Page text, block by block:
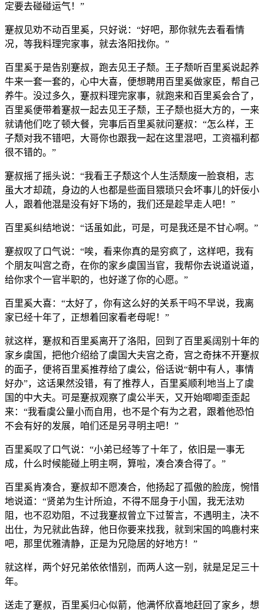
定要去碰碰运气！”
蹇叔见劝不动百里奚，只好说：“好吧，那你就先去看看情
况，等我料理完家事，就去洛阳找你。”
百里奚于是告别蹇叔，跑去见王子颓。王子颓听百里奚说起养
牛来一套一套的，心中大喜，便想聘用百里奚做家臣，帮自己
养牛。没过多久，蹇叔料理完家事，就跑来和百里奚会合了，
百里奚便带着蹇叔一起去见王子颓，王子颓也挺大方的，一来
就请他们吃了顿大餐，完事后百里奚就问蹇叔：“怎么样，王
子颓对我不错吧，大哥你也跟我一起在这里混吧，工资福利都
很不错的。”
蹇叔摇了摇头说：“我看王子颓这个人生活颓废一脸衰相，志
虽大才却疏，身边的人也都是些面目猥琐只会坏事儿的奸佞小
人，跟着他混是没有好下场的，我们还是趁早走人吧！”
百里奚纠结地说：“话虽如此，可是，可是我还是不甘心啊。”
蹇叔叹了口气说：“唉，看来你真的是穷疯了，这样吧，我有
个朋友叫宫之奇，在你的家乡虞国当官，我帮你去说道说道，
给你求个一官半职的，也好遂了你的心愿。”
百里奚大喜：“太好了，你有这么好的关系干吗不早说，我离
家已经十年了，正想着回家看老母呢！”
就这样，蹇叔和百里奚离开了洛阳，回到了百里奚阔别十年的
家乡虞国，把他介绍给了虞国大夫宫之奇，宫之奇抹不开蹇叔
的面子，便将百里奚推荐给了虞公，俗话说“朝中有人，事情
好办”，这话果然没错，有了推荐人，百里奚顺利地当上了虞
国的中大夫。可是蹇叔观察了虞公半天，又开始唧唧歪歪起
来：“我看虞公量小而自用，也不是个有为之君，跟着他恐怕
不会有好的发展，咱们还是另寻明主吧！”
百里奚叹了口气说：“小弟已经等了十年了，依旧是一事无
成，什么时候能碰上明主啊，算啦，凑合凑合得了。”
百里奚肯凑合，蹇叔却不愿凑合，他扬起了孤傲的脸庞，惋惜
地说道：“贤弟为生计所迫，不得不屈身于小国，我无法劝
阻，也不忍劝阻，不过我蹇叔曾立下过誓言，不遇明主，决不
出仕，为兄就此告辞，他日你要来找我，就到宋国的鸣鹿村来
吧，那里优雅清静，正是为兄隐居的好地方！”
就这样，两个好兄弟依依惜别，而两人这一别，就是足足三十
年。
送走了蹇叔，百里奚归心似箭，他满怀欣喜地赶回了家乡，想